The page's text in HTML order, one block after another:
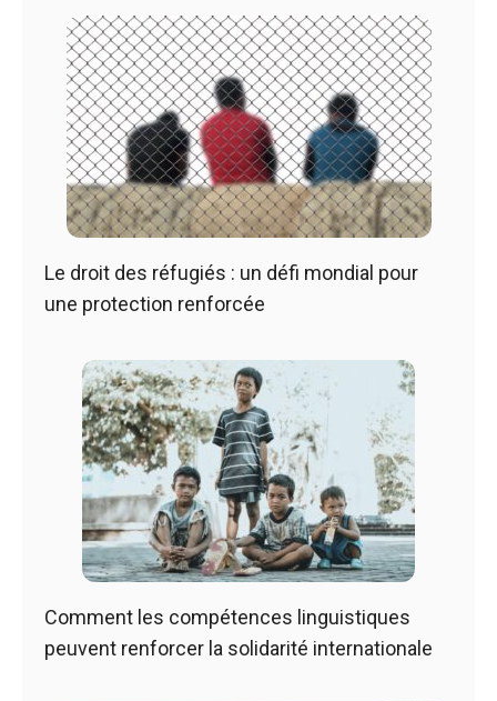
Le droit des réfugiés : un défi mondial pour
une protection renforcée
Comment les compétences linguistiques
peuvent renforcer la solidarité internationale